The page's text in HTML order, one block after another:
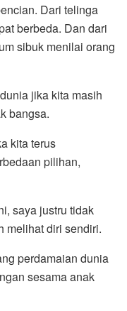
Dari telinga
berbeda. Dan dari
sibuk menilai orang
jika kita masih
bangsa.
kita terus
pilihan,
saya justru tidak
melihat diri sendiri.
perdamaian dunia
sesama anak